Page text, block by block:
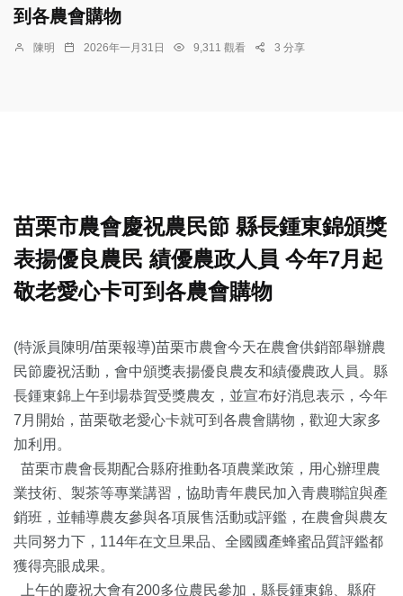
到各農會購物
陳明 2026年一月31日 9,311 觀看 3 分享
苗栗市農會慶祝農民節 縣長鍾東錦頒獎
表揚優良農民 績優農政人員 今年7月起
敬老愛心卡可到各農會購物
(特派員陳明/苗栗報導)苗栗市農會今天在農會供銷部舉辦農
民節慶祝活動，會中頒獎表揚優良農友和績優農政人員。縣
長鍾東錦上午到場恭賀受獎農友，並宣布好消息表示， 今年
7月開始，苗栗敬老愛心卡就可到各農會購物，歡迎大家多
加利用。
苗栗市農會長期配合縣府推動各項農業政策，用心辦理農
業技術、製茶等專業講習，協助青年農民加入青農聯誼與產
銷班，並輔導農友參與各項展售活動或評鑑，在農會與農友
共同努力下，114年在文旦果品、全國國產蜂蜜品質評鑑都
獲得亮眼成果。
上午的慶祝大會有200多位農民參加，縣長鍾東錦、縣府